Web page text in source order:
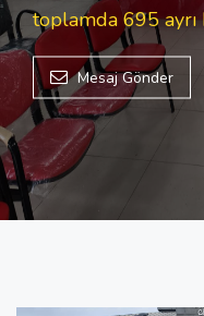
toplamda 695
Mesaj Gönder